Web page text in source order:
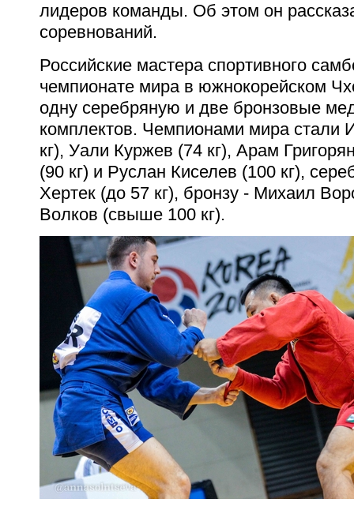
лидеров команды. Об этом он
соревнований.
Российские мастера спортивного
чемпионате мира в южнокорейском
одну серебряную и две бронзовые
комплектов. Чемпионами мира стали
кг), Уали Куржев (74 кг), Арам
(90 кг) и Руслан Киселев (100 кг),
Хертек (до 57 кг), бронзу - Михаил
Волков (свыше 100 кг).